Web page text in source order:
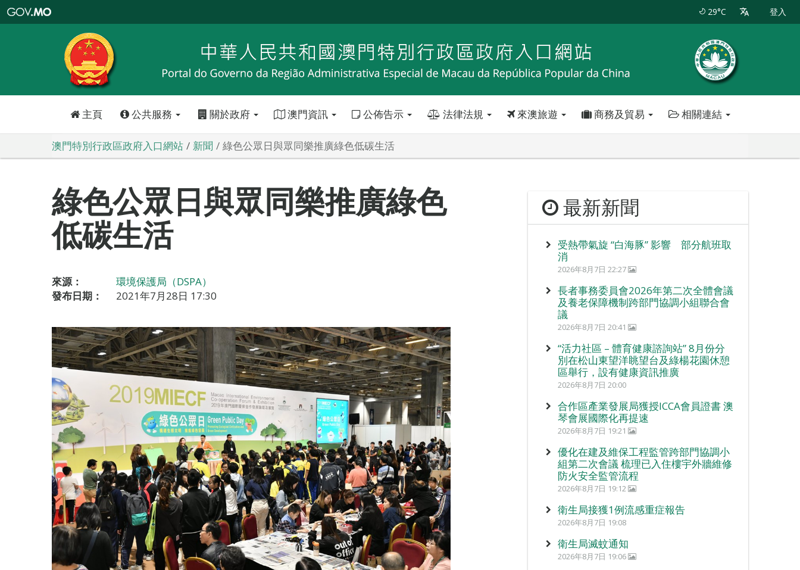
特
政
區
政
口
29°C 登入
主頁 公共服務 關於政府 澳門資訊 公佈告示 法律法規 來澳旅遊 商務及貿易 相關連結
澳門特別行政區政府入口網站 新聞 綠色公眾日與眾同樂推廣綠色低碳生活
綠色公眾日與眾同樂推廣綠色
低碳生活
來源：
環境保護局（DSPA）
發布日期：
2021年7月28日 17:30
最新新聞
受熱帶氣旋 “白海豚” 影響 部分航班取
消
2026年8月7日 22:27
長者事務委員會2026年第二次全體會議
及養老保障機制跨部門協調小組聯合會
議
2026年8月7日 20:41
“活力社區 – 體育健康諮詢站” 8月份分
別在松山東望洋眺望台及綠楊花園休憩
區舉行，設有健康資訊推廣
2026年8月7日 20:00
合作區產業發展局獲授ICCA會員證書 澳
琴會展國際化再提速
2026年8月7日 19:21
優化在建及維保工程監管跨部門協調小
組第二次會議 梳理已入住樓宇外牆維修
防火安全監管流程
2026年8月7日 19:12
衛生局接獲1例流感重症報告
2026年8月7日 19:08
衛生局滅蚊通知
2026年8月7日 19:06